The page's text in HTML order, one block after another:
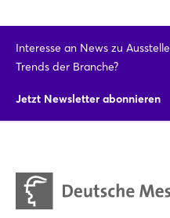
Interesse an News zu
Trends der Branche?
Jetzt Newsletter abonnieren